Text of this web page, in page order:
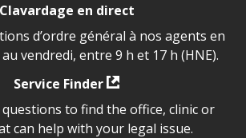
Clavardage en direct
d’ordre général à nos agents en
vendredi, entre 9 h et 17 h (HNE).
Service Finder
to find the office, clinic or
can help with your legal issue.